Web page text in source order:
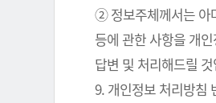
② 정보주체께서는 아
등에 관한 사항을 개
답변 및 처리해드릴
9. 개인정보 처리방침